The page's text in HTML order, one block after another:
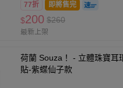
77折 即將售完
$200 $260
最新上架
荷蘭 Souza！ - 立體珠寶耳
貼-紫蝶仙子款